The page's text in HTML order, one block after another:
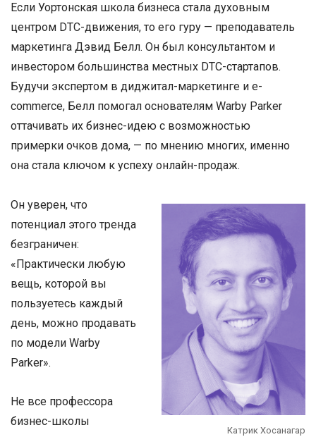
Если Уортонская школа бизнеса стала духовным
центром DTC-движения, то его гуру — преподаватель
маркетинга Дэвид Белл. Он был консультантом и
инвестором большинства местных DTC-стартапов.
Будучи экспертом в диджитал-маркетинге и e-
commerce, Белл помогал основателям Warby Parker
оттачивать их бизнес-идею с возможностью
примерки очков дома, — по мнению многих, именно
она стала ключом к успеху онлайн-продаж.
Катрик Хосанагар
Он уверен, что
потенциал этого тренда
безграничен:
«Практически любую
вещь, которой вы
пользуетесь каждый
день, можно продавать
по модели Warby
Parker».
Не все профессора
бизнес-школы